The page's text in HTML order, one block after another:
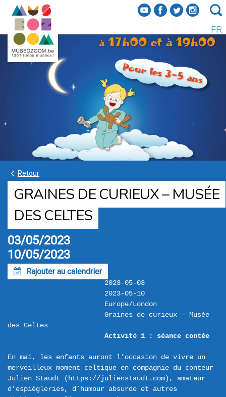
f a b e
FR
k Retour
GRAINES DE CURIEUX – MUSÉE
DES CELTES
03/05/2023
10/05/2023
F Rajouter au calendrier
2023-05-03
2023-05-10
Europe/London
Graines de curieux – Musée
des Celtes
Activité 1 : séance contée
En mai, les enfants auront l’occasion de vivre un
merveilleux moment celtique en compagnie du conteur
Julien Staudt (https://julienstaudt.com), amateur
d’espiègleries, d’humour absurde et autres